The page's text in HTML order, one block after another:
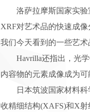
洛萨拉摩斯国家实验室
XRF对艺术品的快速成
我们今天看到的一些艺
Havrilla还指出，光学
内容物的元素成像成为
日本筑波国家材料科学
收精细结构(XAFS)和X